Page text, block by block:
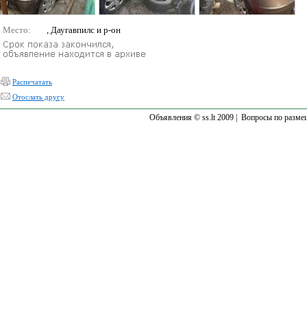
Место: , Даугавпилс и р-он
Распечатать
Отослать другу
Объявления © ss.lt 2009 | Вопросы по